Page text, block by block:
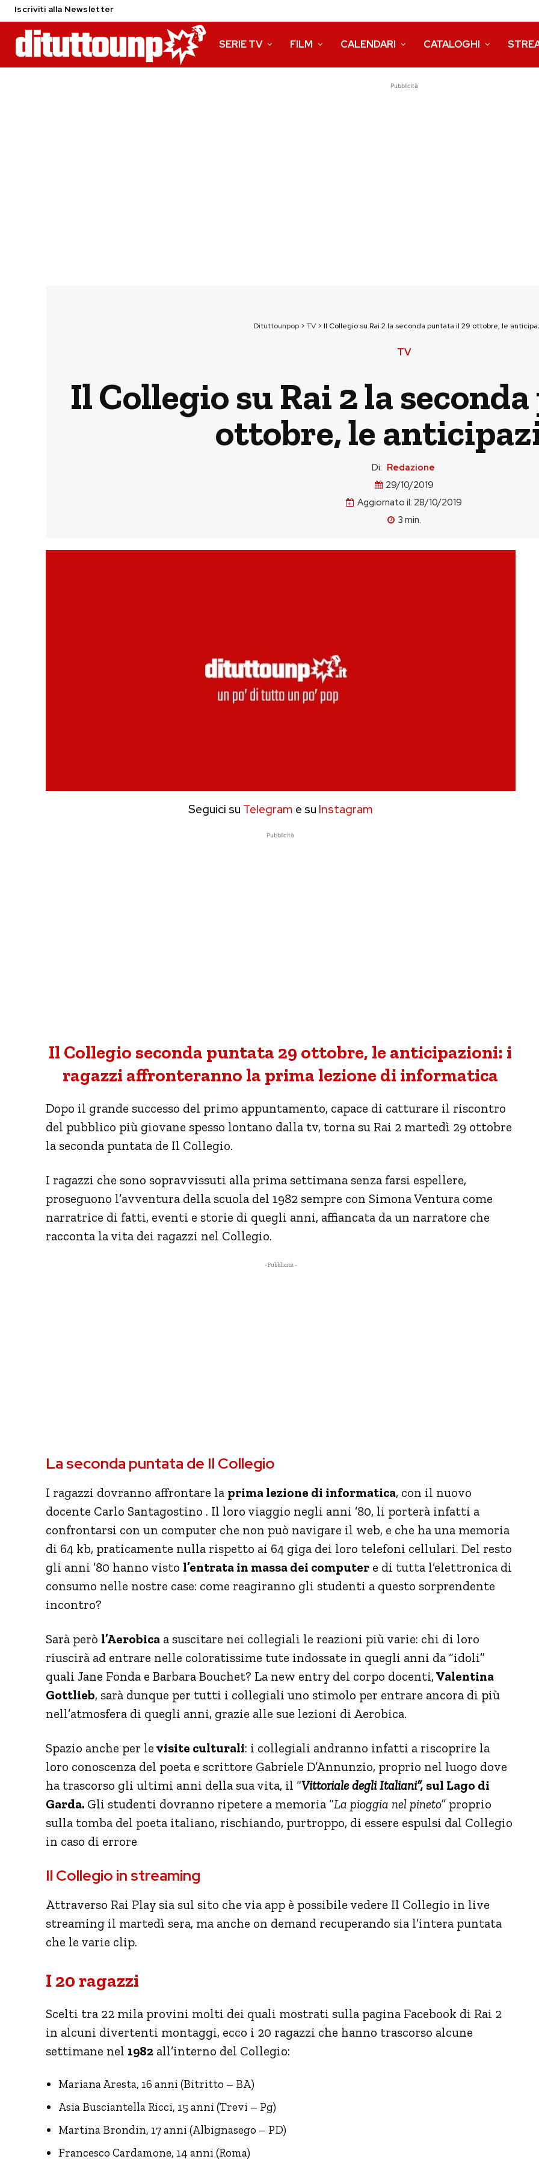
Iscriviti alla Newsletter
SERIE TV FILM CALENDARI CATALOGHI
Pubblicità
Dituttounpop > TV > Il Collegio su Rai 2 la seconda puntata il 29 ottobre, le
TV
Il Collegio su Rai 2 la
ottobre, le
Di: Redazione
29/10/2019
Aggiornato il: 28/10/2019
3 min.
Seguici su Telegram e su Instagram
Pubblicità
Il Collegio seconda puntata 29 ottobre, le anticipazioni: i
ragazzi affronteranno la prima lezione di informatica
Dopo il grande successo del primo appuntamento, capace di catturare il riscontro
del pubblico più giovane spesso lontano dalla tv, torna su Rai 2 martedì 29 ottobre
la seconda puntata de Il Collegio.
I ragazzi che sono sopravvissuti alla prima settimana senza farsi espellere,
proseguono l’avventura della scuola del 1982 sempre con Simona Ventura come
narratrice di fatti, eventi e storie di quegli anni, affiancata da un narratore che
racconta la vita dei ragazzi nel Collegio.
- Pubblicità -
La seconda puntata de Il Collegio
I ragazzi dovranno affrontare la prima lezione di informatica, con il nuovo
docente Carlo Santagostino . Il loro viaggio negli anni ’80, li porterà infatti a
confrontarsi con un computer che non può navigare il web, e che ha una memoria
di 64 kb, praticamente nulla rispetto ai 64 giga dei loro telefoni cellulari. Del resto
gli anni ’80 hanno visto l’entrata in massa dei computer e di tutta l’elettronica di
consumo nelle nostre case: come reagiranno gli studenti a questo sorprendente
incontro?
Sarà però l’Aerobica a suscitare nei collegiali le reazioni più varie: chi di loro
riuscirà ad entrare nelle coloratissime tute indossate in quegli anni da “idoli”
quali Jane Fonda e Barbara Bouchet? La new entry del corpo docenti, Valentina
Gottlieb, sarà dunque per tutti i collegiali uno stimolo per entrare ancora di più
nell’atmosfera di quegli anni, grazie alle sue lezioni di Aerobica.
Spazio anche per le visite culturali: i collegiali andranno infatti a riscoprire la
loro conoscenza del poeta e scrittore Gabriele D’Annunzio, proprio nel luogo dove
ha trascorso gli ultimi anni della sua vita, il “Vittoriale degli Italiani”, sul Lago di
Garda. Gli studenti dovranno ripetere a memoria “La pioggia nel pineto” proprio
sulla tomba del poeta italiano, rischiando, purtroppo, di essere espulsi dal Collegio
in caso di errore
Il Collegio in streaming
Attraverso Rai Play sia sul sito che via app è possibile vedere Il Collegio in live
streaming il martedì sera, ma anche on demand recuperando sia l’intera puntata
che le varie clip.
I 20 ragazzi
Scelti tra 22 mila provini molti dei quali mostrati sulla pagina Facebook di Rai 2
in alcuni divertenti montaggi, ecco i 20 ragazzi che hanno trascorso alcune
settimane nel 1982 all’interno del Collegio:
Mariana Aresta, 16 anni (Bitritto – BA)
Asia Busciantella Ricci, 15 anni (Trevi – Pg)
Martina Brondin, 17 anni (Albignasego – PD)
Francesco Cardamone, 14 anni (Roma)